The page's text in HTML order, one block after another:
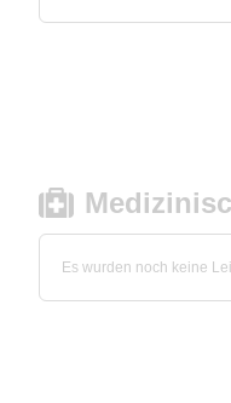
Es wurden noch keine